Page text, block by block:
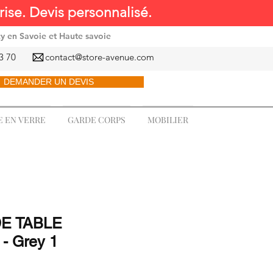
Devis personnalisé.
en Savoie et Haute savoie
70 contact@store-avenue.com
DEMANDER UN DEVIS
EN VERRE GARDE CORPS MOBILIER
TABLE
Grey 1